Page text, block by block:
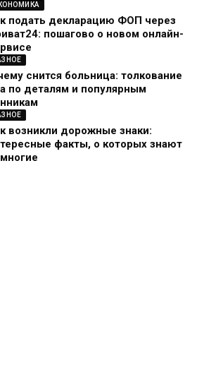
подать декларацию ФОП через
пошагово о новом онлайн-
снится больница: толкование
по деталям и популярным
возникли дорожные знаки:
факты, о которых знают